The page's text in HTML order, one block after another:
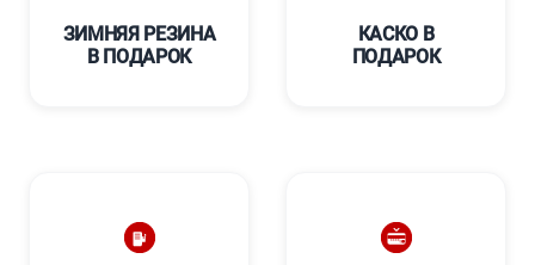
ЗИМНЯЯ РЕЗИНА
В ПОДАРОК
КАСКО В
ПОДАРОК
****